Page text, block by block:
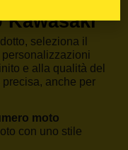
Kawasaki
seleziona il
e alla qualità del
anche per
moto
con uno stile